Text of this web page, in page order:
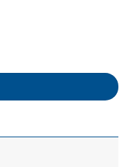
1kg ποσότητα